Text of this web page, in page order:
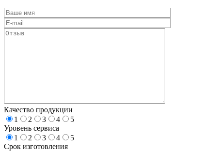
Качество продукции
1
2 3 4
5
Уровень сервиса
1
2 3 4
5
Срок изготовления